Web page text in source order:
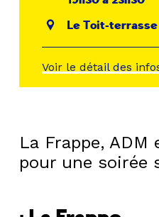
Le Toit-terrasse
Voir le détail des
La Frappe,
pour une soirée